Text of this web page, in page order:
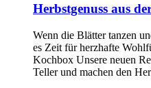
Herbstgenuss aus
Wenn die Blätter tanzen
es Zeit für herzhafte
Kochbox Unsere neuen
Teller und machen den